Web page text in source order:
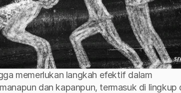
memerlukan langkah efektif dalam
dan kapanpun, termasuk di lingkup